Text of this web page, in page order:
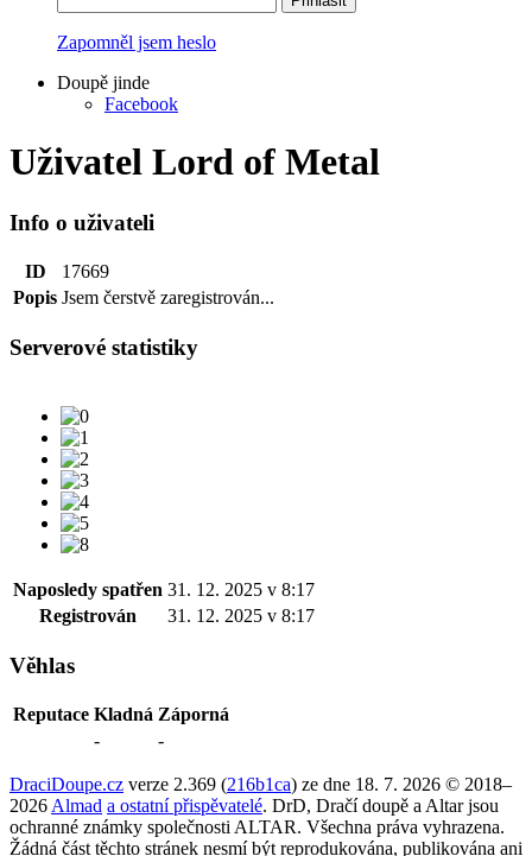
Zapomněl jsem heslo
Doupě jinde
Facebook
Uživatel Lord of Metal
Info o uživateli
ID
17669
Popis Jsem čerstvě zaregistrován...
Serverové statistiky
Naposledy spatřen 31. 12. 2025 v 8:17
Registrován
31. 12. 2025 v 8:17
Věhlas
Reputace Kladná Záporná
-
-
DraciDoupe.cz verze 2.369 (216b1ca) ze dne 18. 7. 2026 © 2018–
2026 Almad a ostatní přispěvatelé. DrD, Dračí doupě a Altar jsou
ochranné známky společnosti ALTAR. Všechna práva vyhrazena.
Žádná část těchto stránek nesmí být reprodukována, publikována ani